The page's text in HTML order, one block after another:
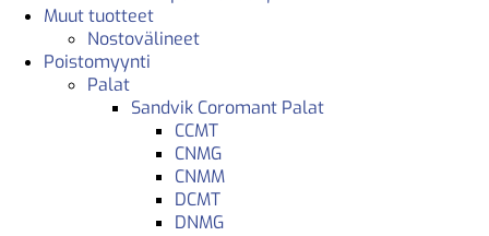
Muut tuotteet
Nostovälineet
Poistomyynti
Palat
Sandvik Coromant Palat
CCMT
CNMG
CNMM
DCMT
DNMG